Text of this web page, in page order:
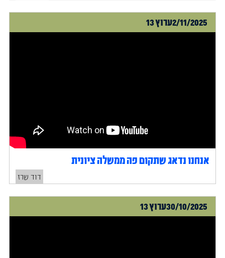
2/11/2025ערוץ 13
אנחנו נדאג שתקום פה ממשלה ציונית
דוד שרז
30/10/2025ערוץ 13